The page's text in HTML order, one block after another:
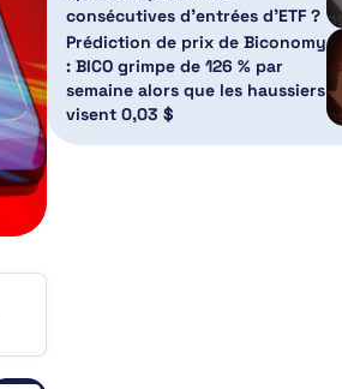
consécutives d’entrées d’ETF ?
Prédiction de prix de Biconomy
: BICO grimpe de 126 % par
semaine alors que les haussiers
visent 0,03 $